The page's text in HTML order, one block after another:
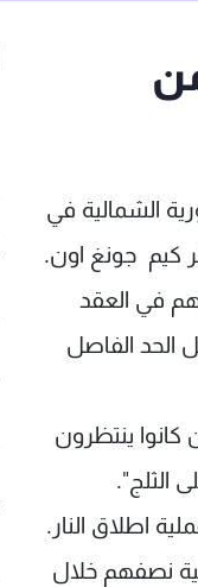
الشمالية في
كيم جونغ اون.
في العقد
الحد الفاصل
ينتظرون
الثلج".
اطلاق النار.
الجنوبية نصفهم خلال